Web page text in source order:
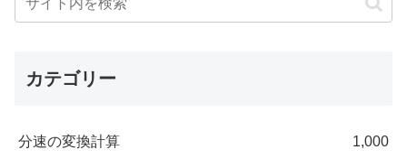
カテゴリー
分速の変換計算 1,000